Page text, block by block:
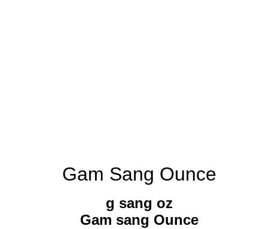
Gam Sang Ounce
g sang oz
Gam sang Ounce